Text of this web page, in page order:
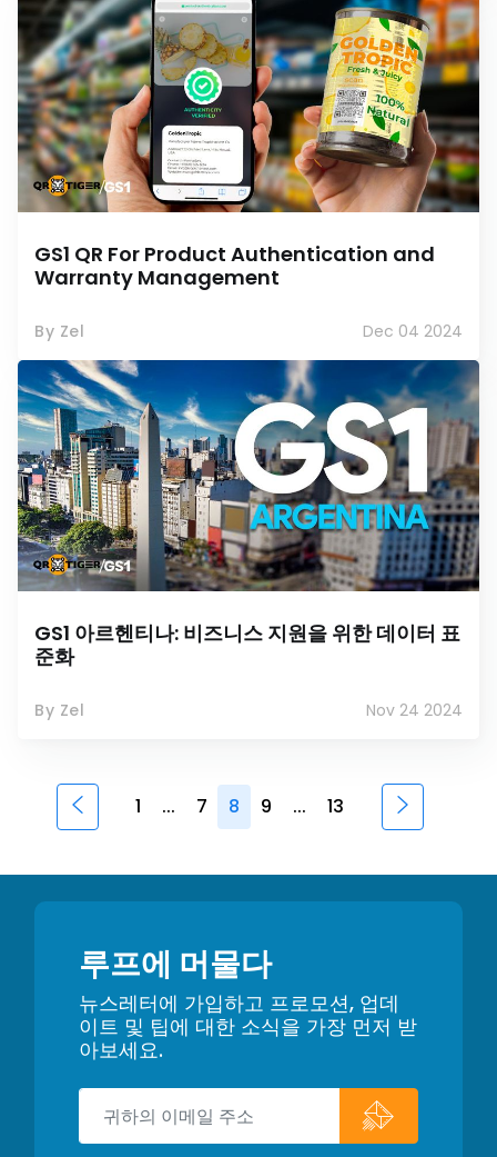
GS1 QR For Product Authentication and
Warranty Management
By Zel Dec 04 2024
GS1 아르헨티나: 비즈니스 지원을 위한 데이터 표
준화
By Zel Nov 24 2024
1 ... 7 8 9 ... 13
루프에 머물다
뉴스레터에 가입하고 프로모션, 업데
이트 및 팁에 대한 소식을 가장 먼저 받
아보세요.